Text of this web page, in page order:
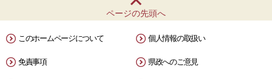
ページの先頭へ
このホームページについて 個人情報の取扱い
免責事項 県政へのご意見